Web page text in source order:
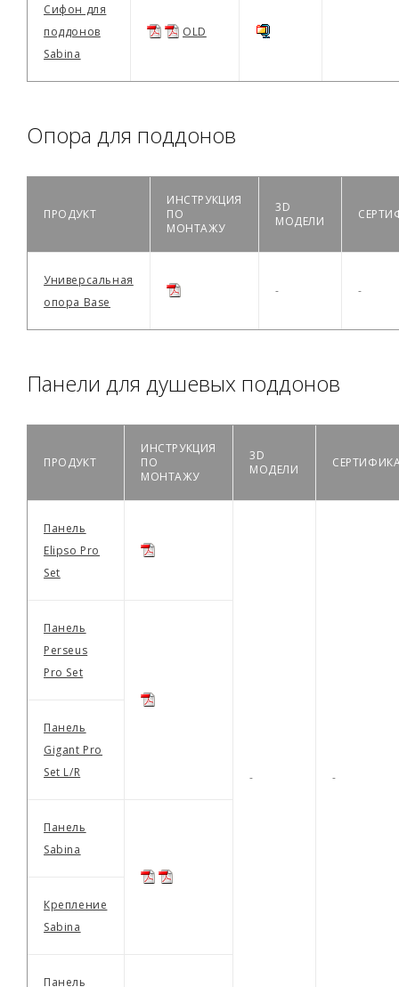
Сифон для
поддонов
Sabina
OLD
Опора для поддонов
ПРОДУКТ
ИНСТРУКЦИЯ
ПО
МОНТАЖУ
3D
МОДЕЛИ
Универсальная
опора Base
- -
Панели для душевых поддонов
ПРОДУКТ
ИНСТРУКЦИЯ
ПО
МОНТАЖУ
3D
МОДЕЛИ
Панель
Elipso Pro
Set
- -
Панель
Perseus
Pro Set
Панель
Gigant Pro
Set L/R
Панель
Sabina
Крепление
Sabina
Панель